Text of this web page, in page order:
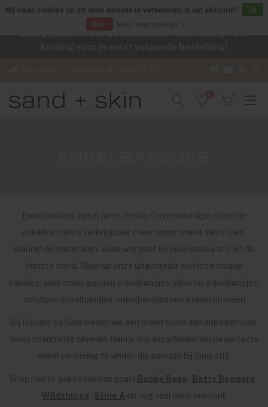
Schrijf je nu in voor de nieuwsbrief en ontvang -10%
Enkelbandjes zijn al jaren trendy. Onze prachtige collectie
enkelbandjes is verkrijgbaar in een assortiment van stijlen,
kleuren en materialen. Alles wat past bij jouw unieke stijl en de
laatste trend. Shop uit onze uitgebreide collectie chique
bandjes, waaronder gouden enkelbandjes, zilveren enkelbandjes,
schelpen enkelbandjes, enkelbandjes met kralen en meer!
Bij Boudoir by Sara bieden we een breed scala aan enkelbandjes,
zoals charmante zilveren. Bekijk ons assortiment om de perfecte
enkel versiering te vinden die aansluit bij jouw stijl.
Shop hier te gekke merken zoals Bobby Rose Betty Bogaers
Wildthings
Stine A en nog veel meer merken!!
Wij slaan cookies op om onze website te verbeteren. Is dat akkoord?
Ja
Nee